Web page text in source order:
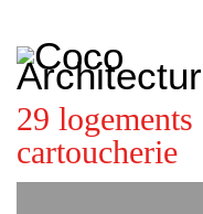
Architecture
etc.
29
cartoucherie